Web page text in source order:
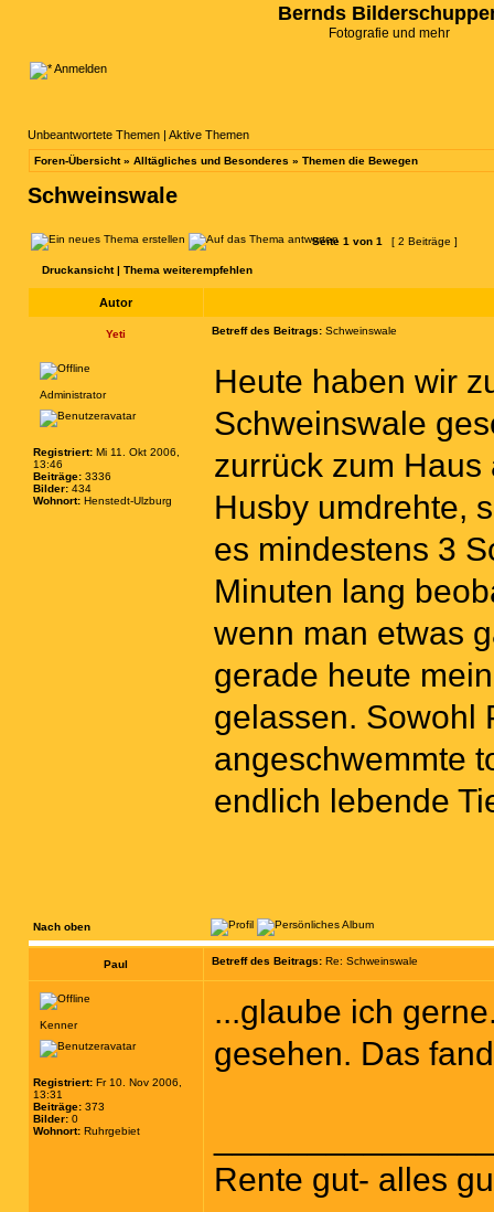
Bernds
Fotografie und mehr
Anmelden
Unbeantwortete Themen | Aktive Themen
Foren-Übersicht» Alltägliches und Besonderes » Themen die Bewegen
Schweinswale
Seite 1 von 1 [ 2 Beiträge ]
Druckansicht| Thema weiterempfehlen
Autor
Yeti Betreff des Beitrags: Schweinswale
Administrator
Registriert: Mi 11. Okt 2006,
13:46
Beiträge: 3336
Bilder: 434
Wohnort: Henstedt-Ulzburg
Heute haben wir
Schweinswale
zurrück zum
Husby umdrehte,
es mindestens 3
Minuten lang
wenn man etwas
gerade heute
gelassen. Sowohl
angeschwemmte
endlich lebende
Nach oben
Paul Betreff des Beitrags: Re: Schweinswale
Kenner
Registriert: Fr 10. Nov 2006,
13:31
Beiträge: 373
Bilder: 0
Wohnort: Ruhrgebiet
...glaube ich
gesehen. Das
Rente gut- alles